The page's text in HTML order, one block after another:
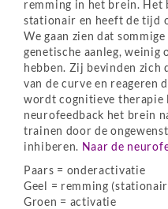
remming in het brein. Het
stationair en heeft de tijd
We gaan zien dat
genetische aanleg, weinig
hebben. Zij bevinden
van de curve en reageren
wordt cognitieve therapie
neurofeedback het brein
trainen door de
inhiberen. Naar de
Paars = onderactivatie
Geel = remming
Groen = activatie